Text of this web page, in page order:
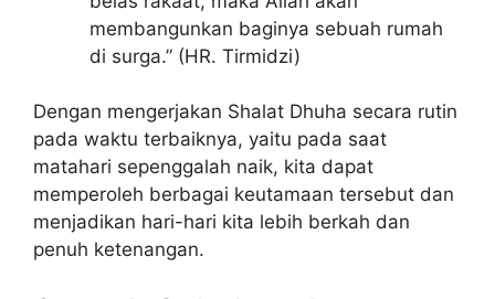
membangunkan baginya sebuah rumah
di surga.” (HR. Tirmidzi)
Dengan mengerjakan Shalat Dhuha secara rutin
pada waktu terbaiknya, yaitu pada saat
matahari sepenggalah naik, kita dapat
memperoleh berbagai keutamaan tersebut dan
menjadikan hari-hari kita lebih berkah dan
penuh ketenangan.